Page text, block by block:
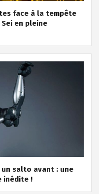
face à la tempête
en pleine
salto avant : une
inédite !